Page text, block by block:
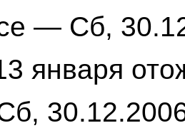
— Сб,
января